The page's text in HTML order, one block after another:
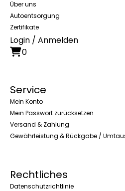
Über uns
Autoentsorgung
Zertifikate
Login / Anmelden
0
Service
Mein Konto
Mein Passwort zurücksetzen
Versand & Zahlung
Gewährleistung & Rückgabe /
Rechtliches
Datenschutzrichtlinie